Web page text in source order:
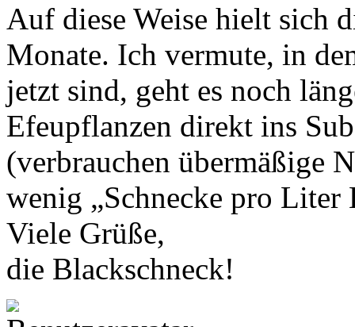
Auf diese Weise hielt sich
Monate. Ich vermute, in
jetzt sind, geht es noch
Efeupflanzen direkt ins
(verbrauchen übermäßige
wenig „Schnecke pro Liter
Viele Grüße,
die Blackschneck!